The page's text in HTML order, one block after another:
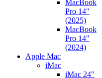
MacBook
Pro 14"
(2025)
MacBook
Pro 14"
(2024)
Apple Mac
iMac
iMac 24"